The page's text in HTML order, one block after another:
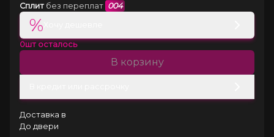
Сплит без переплат 004
%
0шт осталось
В корзину
Доставка в
До двери